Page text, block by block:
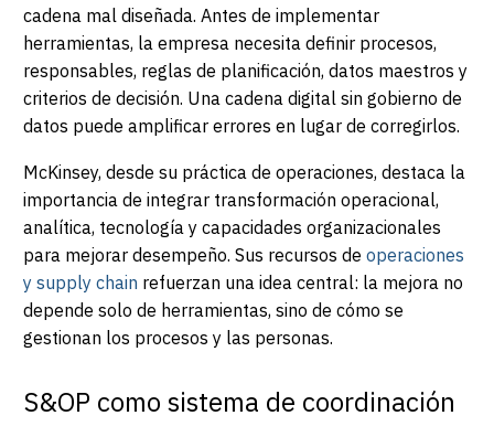
cadena mal diseñada. Antes de implementar
herramientas, la empresa necesita definir procesos,
responsables, reglas de planificación, datos maestros y
criterios de decisión. Una cadena digital sin gobierno de
datos puede amplificar errores en lugar de corregirlos.
McKinsey, desde su práctica de operaciones, destaca la
importancia de integrar transformación operacional,
analítica, tecnología y capacidades organizacionales
para mejorar desempeño. Sus recursos de operaciones
y supply chain refuerzan una idea central: la mejora no
depende solo de herramientas, sino de cómo se
gestionan los procesos y las personas.
S&OP como sistema de coordinación